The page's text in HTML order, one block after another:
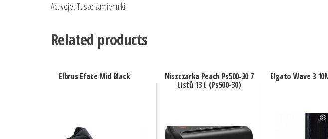
Activejet Tusze zamienniki
Related products
Elbrus Efate Mid Black Niszczarka Peach Ps500-30 7
Listů 13 L (Ps500-30)
Elgato Wave 3